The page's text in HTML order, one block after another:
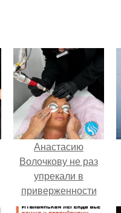
Анастасию
Волочкову не раз
упрекали в
приверженности
устаревшим бьюти -